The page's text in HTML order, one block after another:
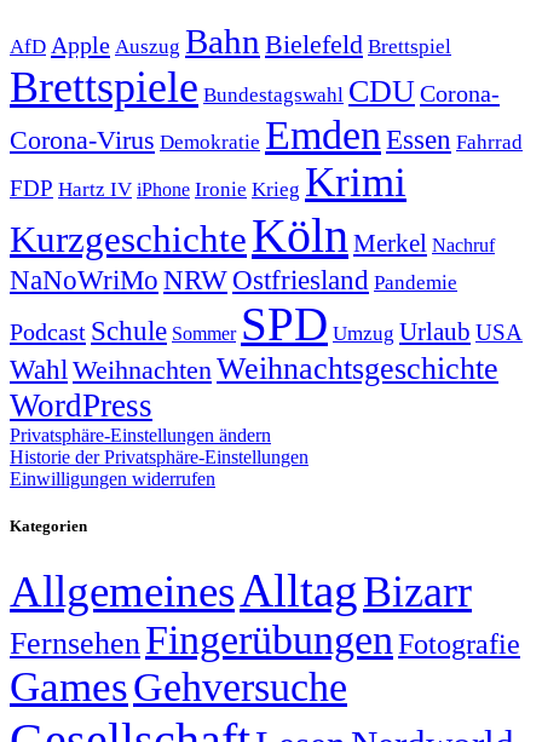
AfD Apple Auszug Bahn Bielefeld Brettspiel
Brettspiele Bundestagswahl CDUCorona-
Corona-Virus Demokratie Emden Essen Fahrrad
FDP Hartz IV iPhone Ironie Krieg Krimi
KurzgeschichteKöln Merkel Nachruf
NaNoWriMo NRWOstfriesland Pandemie
Podcast Schule Sommer SPD Umzug Urlaub USA
Wahl Weihnachten Weihnachtsgeschichte
WordPress
Privatsphäre-Einstellungen ändern
Historie der Privatsphäre-Einstellungen
Einwilligungen widerrufen
Kategorien
AllgemeinesAlltagBizarr
FernsehenFingerübungen Fotografie
GamesGehversuche